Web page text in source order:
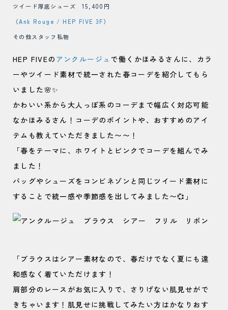
ツイード厚底シューズ 15,400円
（Ank Rouge / HEP FIVE 3F）
その他スタッフ私物
HEP FIVEの アンクルージュ で働くかほみるさんに、カラ
ーやツイード素材で統一された春コーデを紹介してもら
いました🌸✨
かわいい系から大人っぽ系のコーデまで幅広く対応可能
なかほみるさん！コーデのポイントや、おすすめのアイ
テムも教えていただきました〜〜！
「春をテーマに、ホワイトとピンクでコーデを組んでみ
ました！
バッグやシューズをコンビネゾンと同じツイード素材に
することで統一感や季節感を出してみました〜💞」
「ブラウスはシアー素材なので、春だけでなく夏にも違
和感なく着ていただけます！
肩部分のレースがお気に入りで、さりげない肌見せがで
きちゃいます！肌見せに挑戦してみたい方はかなりおす